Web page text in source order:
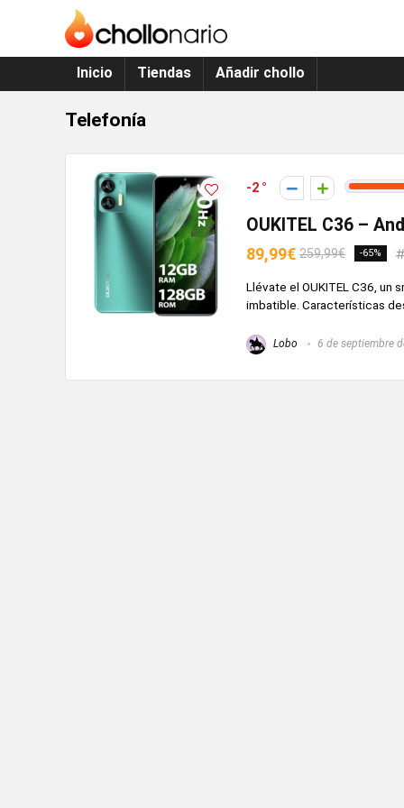
Inicio Tiendas Añadir chollo
Telefonía
-2
OUKITEL C36 –
89,99€ 259,99€ -65%
Llévate el OUKITEL C36,
imbatible. Características
Lobo 6 de septiembre